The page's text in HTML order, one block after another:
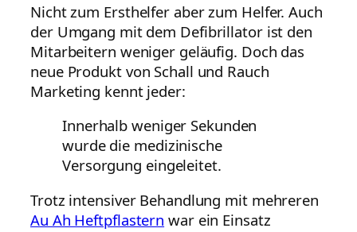
Nicht zum Ersthelfer aber zum Helfer. Auch
der Umgang mit dem Defibrillator ist den
Mitarbeitern weniger geläufig. Doch das
neue Produkt von Schall und Rauch
Marketing kennt jeder:
Innerhalb weniger Sekunden
wurde die medizinische
Versorgung eingeleitet.
Trotz intensiver Behandlung mit mehreren
Au Ah Heftpflastern war ein Einsatz